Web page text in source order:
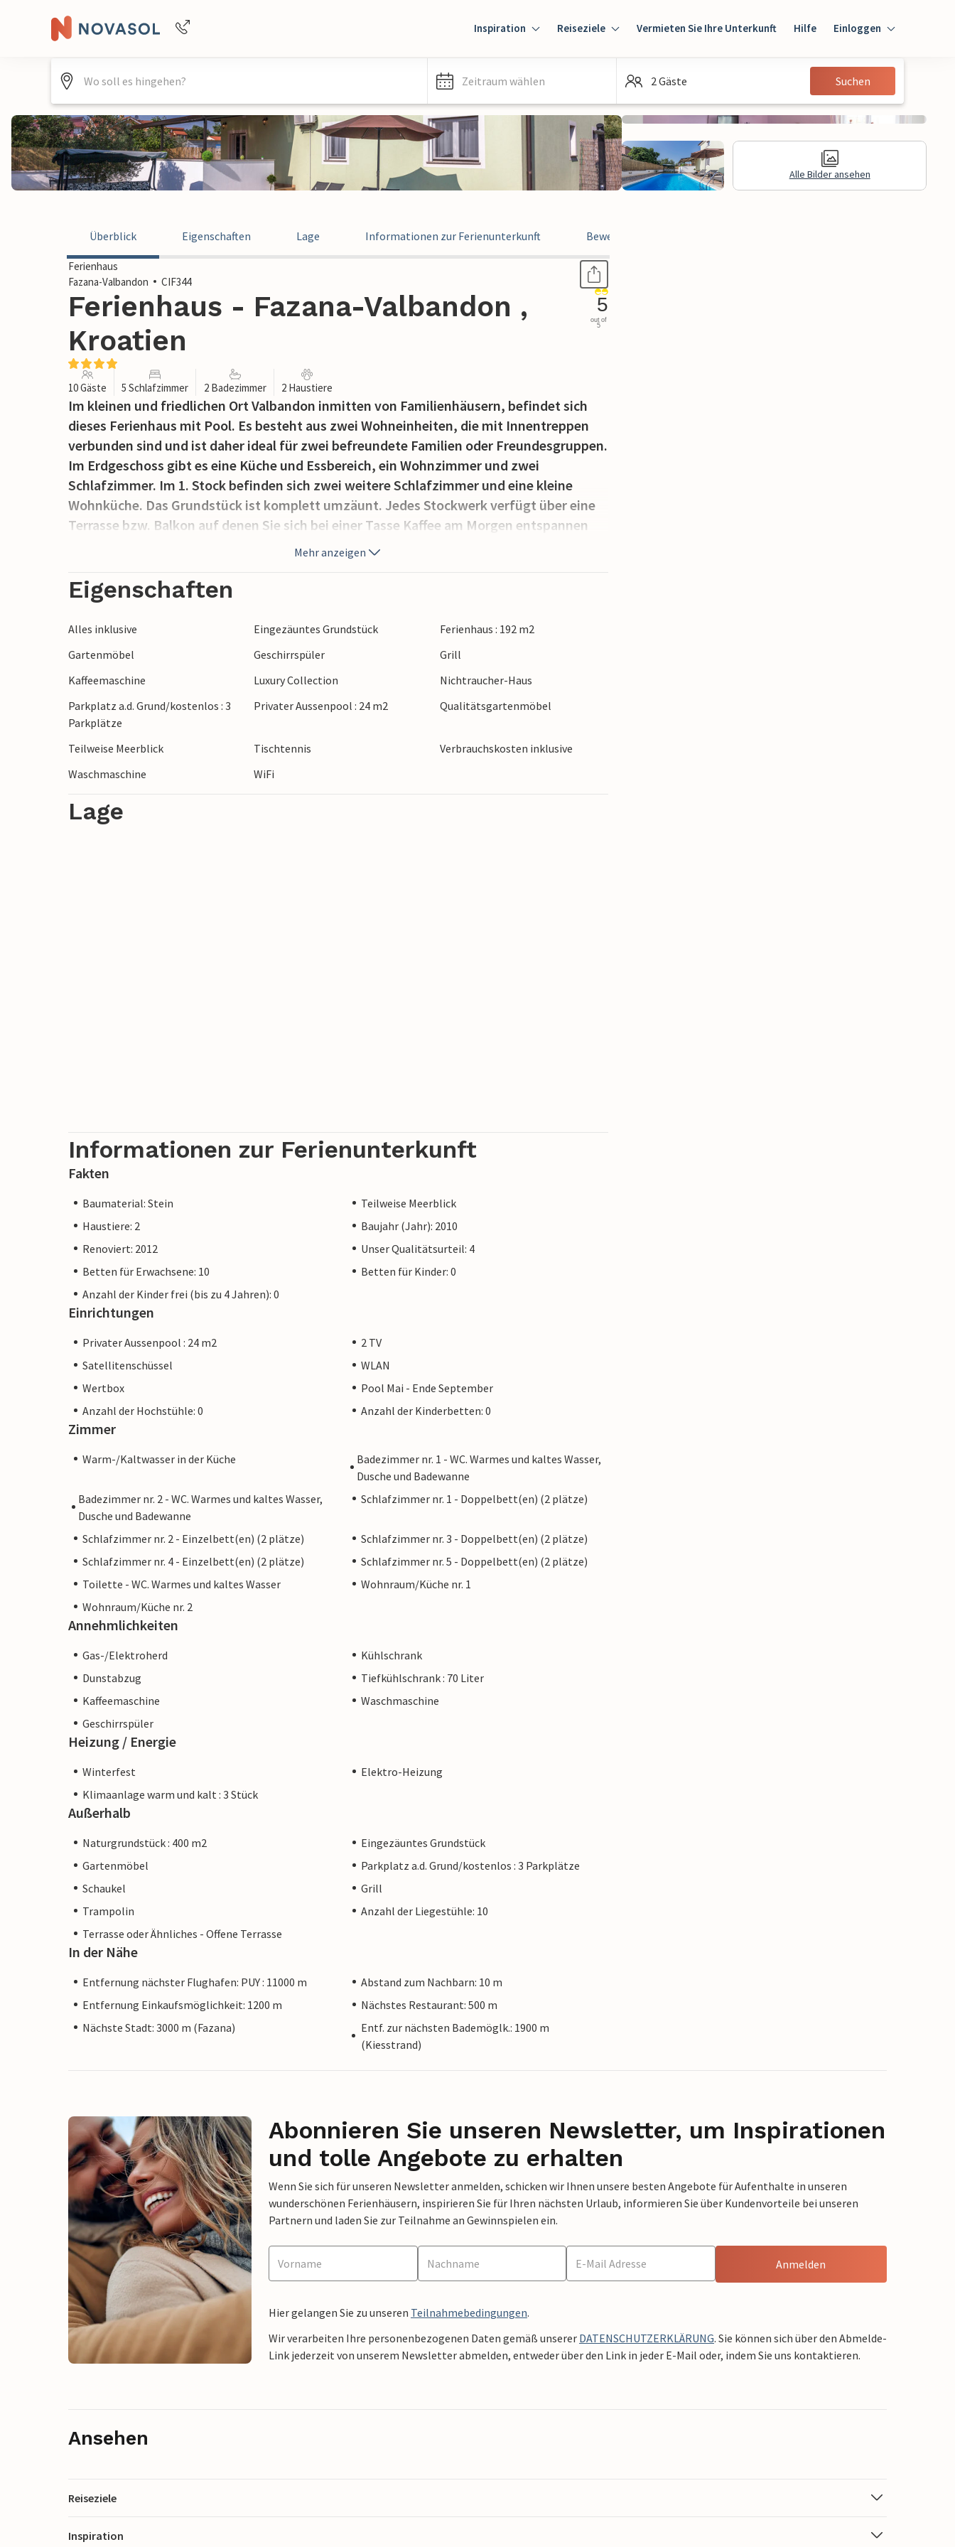
Inspiration Reiseziele Vermieten Sie Ihre Unterkunft Hilfe Einloggen
Einloggen
Gast
Zeitraum wählen 2 Gäste Suchen
Alle Bilder ansehen
Überblick Eigenschaften Lage Informationen zur Ferienunterkunft Bewertungen
Ferienhaus
Fazana-Valbandon
CIF344
Ferienhaus - Fazana-Valbandon ,
Kroatien
5
out of
5
10 Gäste 5 Schlafzimmer 2 Badezimmer 2 Haustiere
Im kleinen und friedlichen Ort Valbandon inmitten von Familienhäusern, befindet sich
dieses Ferienhaus mit Pool. Es besteht aus zwei Wohneinheiten, die mit Innentreppen
verbunden sind und ist daher ideal für zwei befreundete Familien oder Freundesgruppen.
Im Erdgeschoss gibt es eine Küche und Essbereich, ein Wohnzimmer und zwei
Schlafzimmer. Im 1. Stock befinden sich zwei weitere Schlafzimmer und eine kleine
Wohnküche. Das Grundstück ist komplett umzäunt. Jedes Stockwerk verfügt über eine
Terrasse bzw. Balkon auf denen Sie sich bei einer Tasse Kaffee am Morgen entspannen
können. An heißen Sommertagen erfrischen Sie sich im Pool, nehmen ein Sonnenbad
Mehr anzeigen
Eigenschaften
Alles inklusive Eingezäuntes Grundstück
Ferienhaus : 192 m2
Gartenmöbel
Geschirrspüler
Grill
Kaffeemaschine
Luxury Collection
Nichtraucher-Haus
Parkplatz a.d. Grund/kostenlos : 3
Parkplätze
Privater Aussenpool : 24 m2 Qualitätsgartenmöbel
Teilweise Meerblick Tischtennis
Verbrauchskosten inklusive
Waschmaschine
WiFi
Lage
Informationen zur Ferienunterkunft
Fakten
Baumaterial: Stein
Teilweise Meerblick
Haustiere: 2
Baujahr (Jahr): 2010
Renoviert: 2012
Unser Qualitätsurteil: 4
Betten für Erwachsene: 10
Betten für Kinder: 0
Anzahl der Kinder frei (bis zu 4 Jahren): 0
Einrichtungen
Privater Aussenpool : 24 m2
2 TV
Satellitenschüssel
WLAN
Wertbox
Pool Mai - Ende September
Anzahl der Hochstühle: 0
Anzahl der Kinderbetten: 0
Zimmer
Warm-/Kaltwasser in der Küche
Badezimmer nr. 1 - WC. Warmes und kaltes Wasser,
Dusche und Badewanne
Badezimmer nr. 2 - WC. Warmes und kaltes Wasser,
Dusche und Badewanne
Schlafzimmer nr. 1 - Doppelbett(en) (2 plätze)
Schlafzimmer nr. 2 - Einzelbett(en) (2 plätze)
Schlafzimmer nr. 3 - Doppelbett(en) (2 plätze)
Schlafzimmer nr. 4 - Einzelbett(en) (2 plätze)
Schlafzimmer nr. 5 - Doppelbett(en) (2 plätze)
Toilette - WC. Warmes und kaltes Wasser
Wohnraum/Küche nr. 1
Wohnraum/Küche nr. 2
Annehmlichkeiten
Gas-/Elektroherd
Kühlschrank
Dunstabzug
Tiefkühlschrank : 70 Liter
Kaffeemaschine
Waschmaschine
Geschirrspüler
Heizung / Energie
Winterfest
Elektro-Heizung
Klimaanlage warm und kalt : 3 Stück
Außerhalb
Naturgrundstück : 400 m2
Eingezäuntes Grundstück
Gartenmöbel
Parkplatz a.d. Grund/kostenlos : 3 Parkplätze
Schaukel
Grill
Trampolin
Anzahl der Liegestühle: 10
Terrasse oder Ähnliches - Offene Terrasse
In der Nähe
Entfernung nächster Flughafen: PUY : 11000 m
Abstand zum Nachbarn: 10 m
Entfernung Einkaufsmöglichkeit: 1200 m
Nächstes Restaurant: 500 m
Nächste Stadt: 3000 m (Fazana)
Entf. zur nächsten Bademöglk.: 1900 m
(Kiesstrand)
Abonnieren Sie unseren Newsletter, um Inspirationen
und tolle Angebote zu erhalten
Wenn Sie sich für unseren Newsletter anmelden, schicken wir Ihnen unsere besten Angebote für Aufenthalte in unseren
wunderschönen Ferienhäusern, inspirieren Sie für Ihren nächsten Urlaub, informieren Sie über Kundenvorteile bei unseren
Partnern und laden Sie zur Teilnahme an Gewinnspielen ein.
Anmelden
Hier gelangen Sie zu unseren Teilnahmebedingungen.
Wir verarbeiten Ihre personenbezogenen Daten gemäß unserer DATENSCHUTZERKLÄRUNG. Sie können sich über den Abmelde-
Link jederzeit von unserem Newsletter abmelden, entweder über den Link in jeder E-Mail oder, indem Sie uns kontaktieren.
Ansehen
Reiseziele
Inspiration